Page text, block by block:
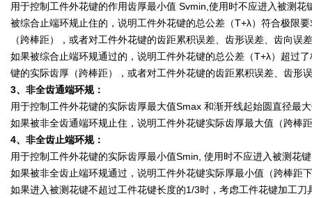
用于控制工件外花键的作用齿厚最小值 Svmin,使用时不应进入被测花
被综合止端环规止住的，说明工件外花键的总公差（T+λ）符合极限
（跨棒距），或者对工件外花键的齿距累积误差、齿形误差、齿向误
如果被综合止端环规通过的，说明工件外花键的总公差（T+λ）超过
键的实际齿厚（跨棒距），或者对工件外花键的齿距累积误差、齿形
3、非全齿通端环规：
用于控制工件外花键的实际齿厚最大值Smax 和渐开线起始圆直径最
如果被非全齿通端环规止住，说明工件外花键实际齿厚最大值（跨棒
4、非全齿止端环规：
用于控制工件外花键的实际齿厚最小值Smin, 使用时不应进入被测花
如果被非全齿止端环规通过，说明工件外花键实际厚最小值（跨棒距
如果进入被测花键不超过工件花键长度的1/3时，考虑工件花键加工